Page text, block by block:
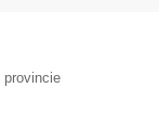
provincie